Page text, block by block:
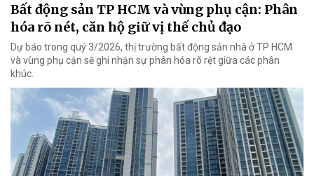
Bất động sản TP HCM và vùng phụ cận: Phân
hóa rõ nét, căn hộ giữ vị thế chủ đạo
Dự báo trong quý 3/2026, thị trường bất động sản nhà ở TP HCM
và vùng phụ cận sẽ ghi nhận sự phân hóa rõ rệt giữa các phân
khúc.